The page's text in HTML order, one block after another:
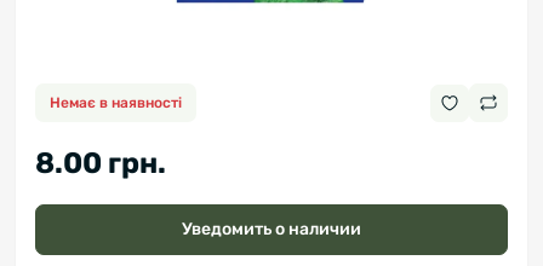
Немає в наявності
8.00 грн.
Уведомить о наличии